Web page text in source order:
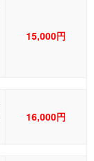
15,000円
16,000円